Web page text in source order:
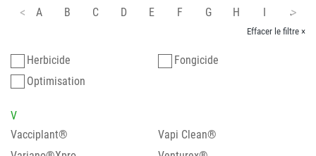
A B C D E F G H I J
Effacer le filtre ×
Herbicide
Fongicide
Optimisation
V
Vacciplant®
Vapi Clean®